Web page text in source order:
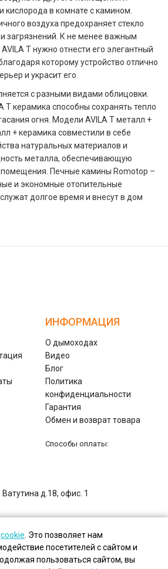
кислорода в комнате с камином.
воздуха предохраняет стекло
загрязнений. К не менее важным
T нужно отнести его элегантный
которому устройство отлично
и украсит его.
с разными видами облицовки.
T керамика способны сохранять тепло
огня. Модели AVILA T металл +
+ керамика совместили в себе
натуральных материалов и
металла, обеспечивающую
помещения. Печные камины Romotop –
и экономные отопительные
долгое время и внесут в дом
ИНФОРМАЦИЯ
О дымоходах
Видео
Блог
Политика
конфиденциальности
Гарантия
Обмен и возврат товара
Способы оплаты:
Ватутина д.18, офис. 1
cookie . Это позволяет нам
посетителей с сайтом и
пользоваться сайтом, вы